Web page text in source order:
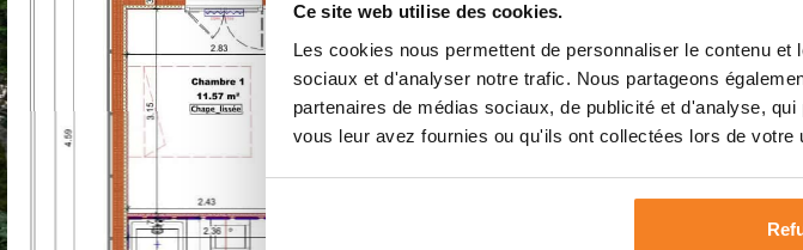
Ce site web utilise des cookies.
Les cookies nous permettent de personnaliser le contenu
sociaux et d'analyser notre trafic. Nous partageons
partenaires de médias sociaux, de publicité et d'analyse,
vous leur avez fournies ou qu'ils ont collectées lors de votre